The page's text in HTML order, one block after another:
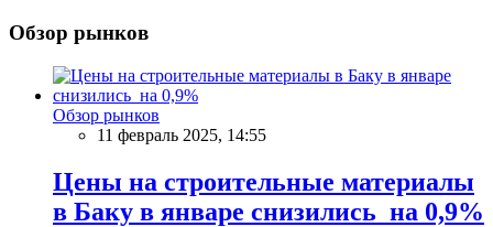
Обзор рынков
Обзор рынков
11 февраль 2025, 14:55
Цены на строительные материалы
в Баку в январе снизились на 0,9%